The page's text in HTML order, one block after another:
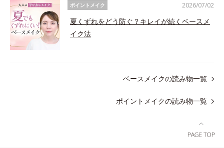
ポイントメイク
夏くずれをどう防ぐ？キレイが続くベースメ
イク法
2026/07/02
ベースメイクの読み物一覧
ポイントメイクの読み物一覧